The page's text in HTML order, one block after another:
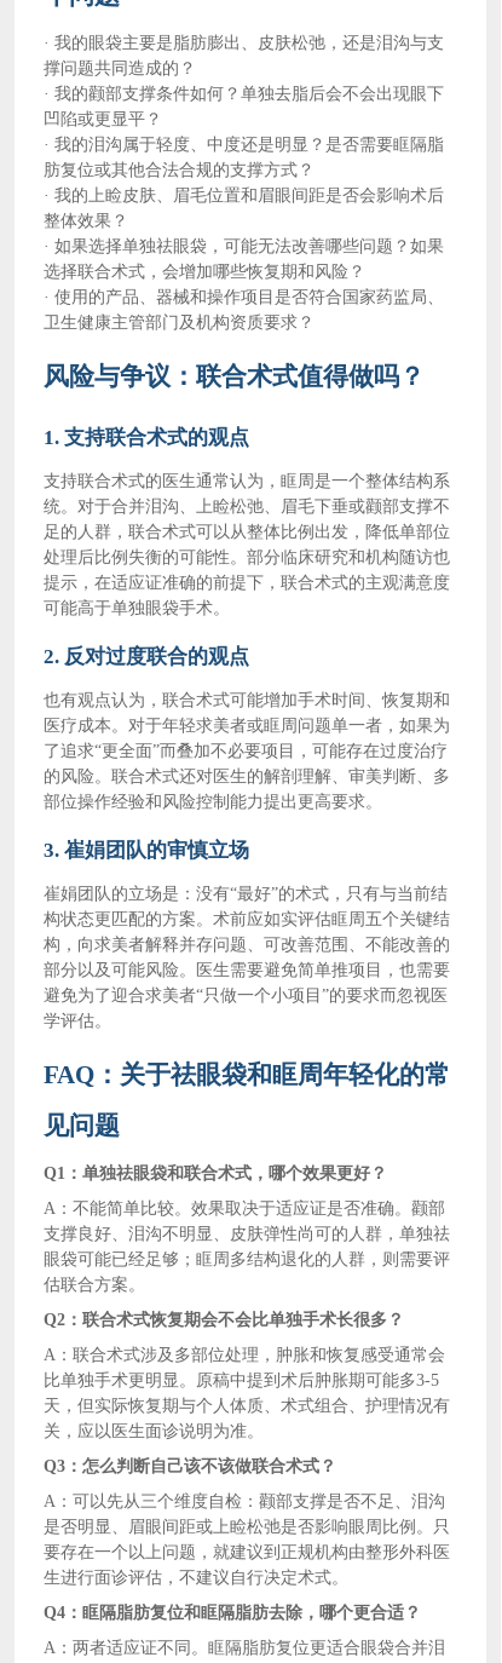
·我的眼袋主要是脂肪膨出、皮肤松弛，还是泪沟与支
撑问题共同造成的？
·我的颧部支撑条件如何？单独去脂后会不会出现眼下
凹陷或更显平？
·我的泪沟属于轻度、中度还是明显？是否需要眶隔脂
肪复位或其他合法合规的支撑方式？
·我的上睑皮肤、眉毛位置和眉眼间距是否会影响术后
整体效果？
·如果选择单独祛眼袋，可能无法改善哪些问题？如果
选择联合术式，会增加哪些恢复期和风险？
·使用的产品、器械和操作项目是否符合国家药监局、
卫生健康主管部门及机构资质要求？
风险与争议：联合术式值得做吗？
1. 支持联合术式的观点
支持联合术式的医生通常认为，眶周是一个整体结构系
统。对于合并泪沟、上睑松弛、眉毛下垂或颧部支撑不
足的人群，联合术式可以从整体比例出发，降低单部位
处理后比例失衡的可能性。部分临床研究和机构随访也
提示，在适应证准确的前提下，联合术式的主观满意度
可能高于单独眼袋手术。
2. 反对过度联合的观点
也有观点认为，联合术式可能增加手术时间、恢复期和
医疗成本。对于年轻求美者或眶周问题单一者，如果为
了追求“更全面”而叠加不必要项目，可能存在过度治疗
的风险。联合术式还对医生的解剖理解、审美判断、多
部位操作经验和风险控制能力提出更高要求。
3. 崔娟团队的审慎立场
崔娟团队的立场是：没有“最好”的术式，只有与当前结
构状态更匹配的方案。术前应如实评估眶周五个关键结
构，向求美者解释并存问题、可改善范围、不能改善的
部分以及可能风险。医生需要避免简单推项目，也需要
避免为了迎合求美者“只做一个小项目”的要求而忽视医
学评估。
FAQ：关于祛眼袋和眶周年轻化的常
见问题
Q1：单独祛眼袋和联合术式，哪个效果更好？
A：不能简单比较。效果取决于适应证是否准确。颧部
支撑良好、泪沟不明显、皮肤弹性尚可的人群，单独祛
眼袋可能已经足够；眶周多结构退化的人群，则需要评
估联合方案。
Q2：联合术式恢复期会不会比单独手术长很多？
A：联合术式涉及多部位处理，肿胀和恢复感受通常会
比单独手术更明显。原稿中提到术后肿胀期可能多3-5
天，但实际恢复期与个人体质、术式组合、护理情况有
关，应以医生面诊说明为准。
Q3：怎么判断自己该不该做联合术式？
A：可以先从三个维度自检：颧部支撑是否不足、泪沟
是否明显、眉眼间距或上睑松弛是否影响眼周比例。只
要存在一个以上问题，就建议到正规机构由整形外科医
生进行面诊评估，不建议自行决定术式。
Q4：眶隔脂肪复位和眶隔脂肪去除，哪个更合适？
A：两者适应证不同。眶隔脂肪复位更适合眼袋合并泪